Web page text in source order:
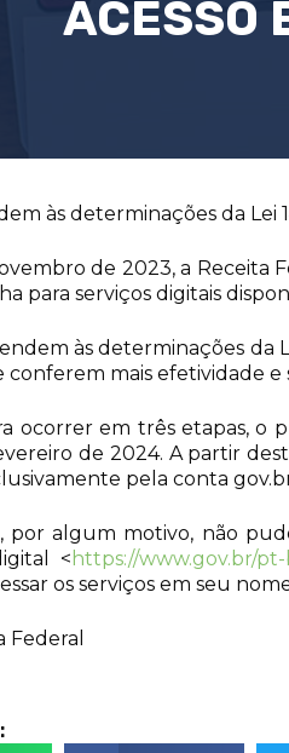
ACESSO
às determinações da Lei
de 2023, a
para serviços digitais
às determinações da
conferem mais efetividade
ocorrer em três etapas, o
de 2024. A partir
pela conta
por algum motivo, não
< https://www.gov.br/
os serviços em seu
Federal